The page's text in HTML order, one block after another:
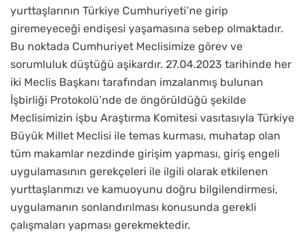
yurttaşlarının Türkiye Cumhuriyeti’ne girip
giremeyeceği endişesi yaşamasına sebep olmaktadır.
Bu noktada Cumhuriyet Meclisimize görev ve
sorumluluk düştüğü aşikardır. 27.04.2023 tarihinde her
iki Meclis Başkanı tarafından imzalanmış bulunan
İşbirliği Protokolü’nde de öngörüldüğü şekilde
Meclisimizin işbu Araştırma Komitesi vasıtasıyla Türkiye
Büyük Millet Meclisi ile temas kurması, muhatap olan
tüm makamlar nezdinde girişim yapması, giriş engeli
uygulamasının gerekçeleri ile ilgili olarak etkilenen
yurttaşlarımızı ve kamuoyunu doğru bilgilendirmesi,
uygulamanın sonlandırılması konusunda gerekli
çalışmaları yapması gerekmektedir.